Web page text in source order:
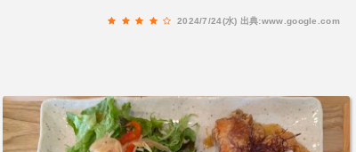
エーション。今日は刺身が食べたい気分だったの
で、ベッコウ丼を注文。とても新鮮なお刺身で美
味しい。ご飯が少し少ないので沢山食べたい方は
2024/7/24(水) 出典:www.google.com